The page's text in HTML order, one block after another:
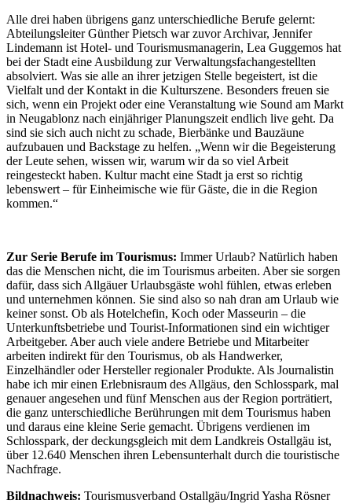
Alle drei haben übrigens ganz unterschiedliche Berufe gelernt:
Abteilungsleiter Günther Pietsch war zuvor Archivar, Jennifer
Lindemann ist Hotel- und Tourismusmanagerin, Lea Guggemos hat
bei der Stadt eine Ausbildung zur Verwaltungsfachangestellten
absolviert. Was sie alle an ihrer jetzigen Stelle begeistert, ist die
Vielfalt und der Kontakt in die Kulturszene. Besonders freuen sie
sich, wenn ein Projekt oder eine Veranstaltung wie Sound am Markt
in Neugablonz nach einjähriger Planungszeit endlich live geht. Da
sind sie sich auch nicht zu schade, Bierbänke und Bauzäune
aufzubauen und Backstage zu helfen. „Wenn wir die Begeisterung
der Leute sehen, wissen wir, warum wir da so viel Arbeit
reingesteckt haben. Kultur macht eine Stadt ja erst so richtig
lebenswert – für Einheimische wie für Gäste, die in die Region
kommen.“
Zur Serie Berufe im Tourismus: Immer Urlaub? Natürlich haben
das die Menschen nicht, die im Tourismus arbeiten. Aber sie sorgen
dafür, dass sich Allgäuer Urlaubsgäste wohl fühlen, etwas erleben
und unternehmen können. Sie sind also so nah dran am Urlaub wie
keiner sonst. Ob als Hotelchefin, Koch oder Masseurin – die
Unterkunftsbetriebe und Tourist-Informationen sind ein wichtiger
Arbeitgeber. Aber auch viele andere Betriebe und Mitarbeiter
arbeiten indirekt für den Tourismus, ob als Handwerker,
Einzelhändler oder Hersteller regionaler Produkte. Als Journalistin
habe ich mir einen Erlebnisraum des Allgäus, den Schlosspark, mal
genauer angesehen und fünf Menschen aus der Region porträtiert,
die ganz unterschiedliche Berührungen mit dem Tourismus haben
und daraus eine kleine Serie gemacht. Übrigens verdienen im
Schlosspark, der deckungsgleich mit dem Landkreis Ostallgäu ist,
über 12.640 Menschen ihren Lebensunterhalt durch die touristische
Nachfrage.
Bildnachweis: Tourismusverband Ostallgäu/Ingrid Yasha Rösner